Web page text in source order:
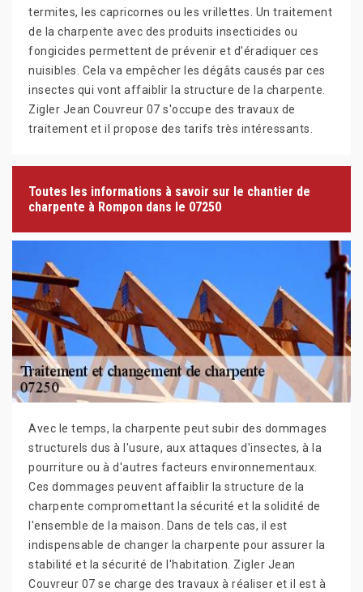
termites, les capricornes ou les vrillettes. Un traitement
de la charpente avec des produits insecticides ou
fongicides permettent de prévenir et d'éradiquer ces
nuisibles. Cela va empêcher les dégâts causés par ces
insectes qui vont affaiblir la structure de la charpente.
Zigler Jean Couvreur 07 s'occupe des travaux de
traitement et il propose des tarifs très intéressants.
Toutes les informations à savoir sur le chantier de
charpente à Rompon dans le 07250
Avec le temps, la charpente peut subir des dommages
structurels dus à l'usure, aux attaques d'insectes, à la
pourriture ou à d'autres facteurs environnementaux.
Ces dommages peuvent affaiblir la structure de la
charpente compromettant la sécurité et la solidité de
l'ensemble de la maison. Dans de tels cas, il est
indispensable de changer la charpente pour assurer la
stabilité et la sécurité de l'habitation. Zigler Jean
Couvreur 07 se charge des travaux à réaliser et il est à